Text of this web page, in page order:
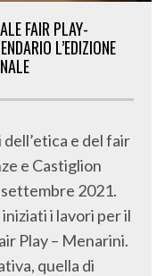
FAIR PLAY-
L’EDIZIONE
e del fair
e Castiglion
2021.
i lavori per il
Play – Menarini.
quella di